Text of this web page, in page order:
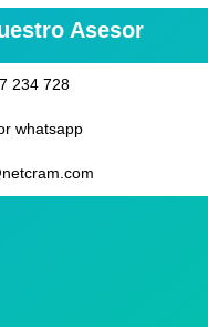
Asesor
234 728
whatsapp